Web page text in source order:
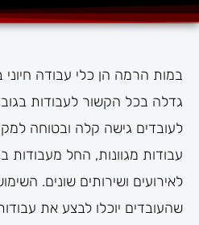
במות הרמה הן כלי עבודה חיוני
גדלה בכל הקשור לעבודות
לעובדים גישה קלה ובטוחה
עבודות מגוונות, החל מעבודות
לאירועים ושירותים שונים.
שהעובדים יוכלו לבצע את